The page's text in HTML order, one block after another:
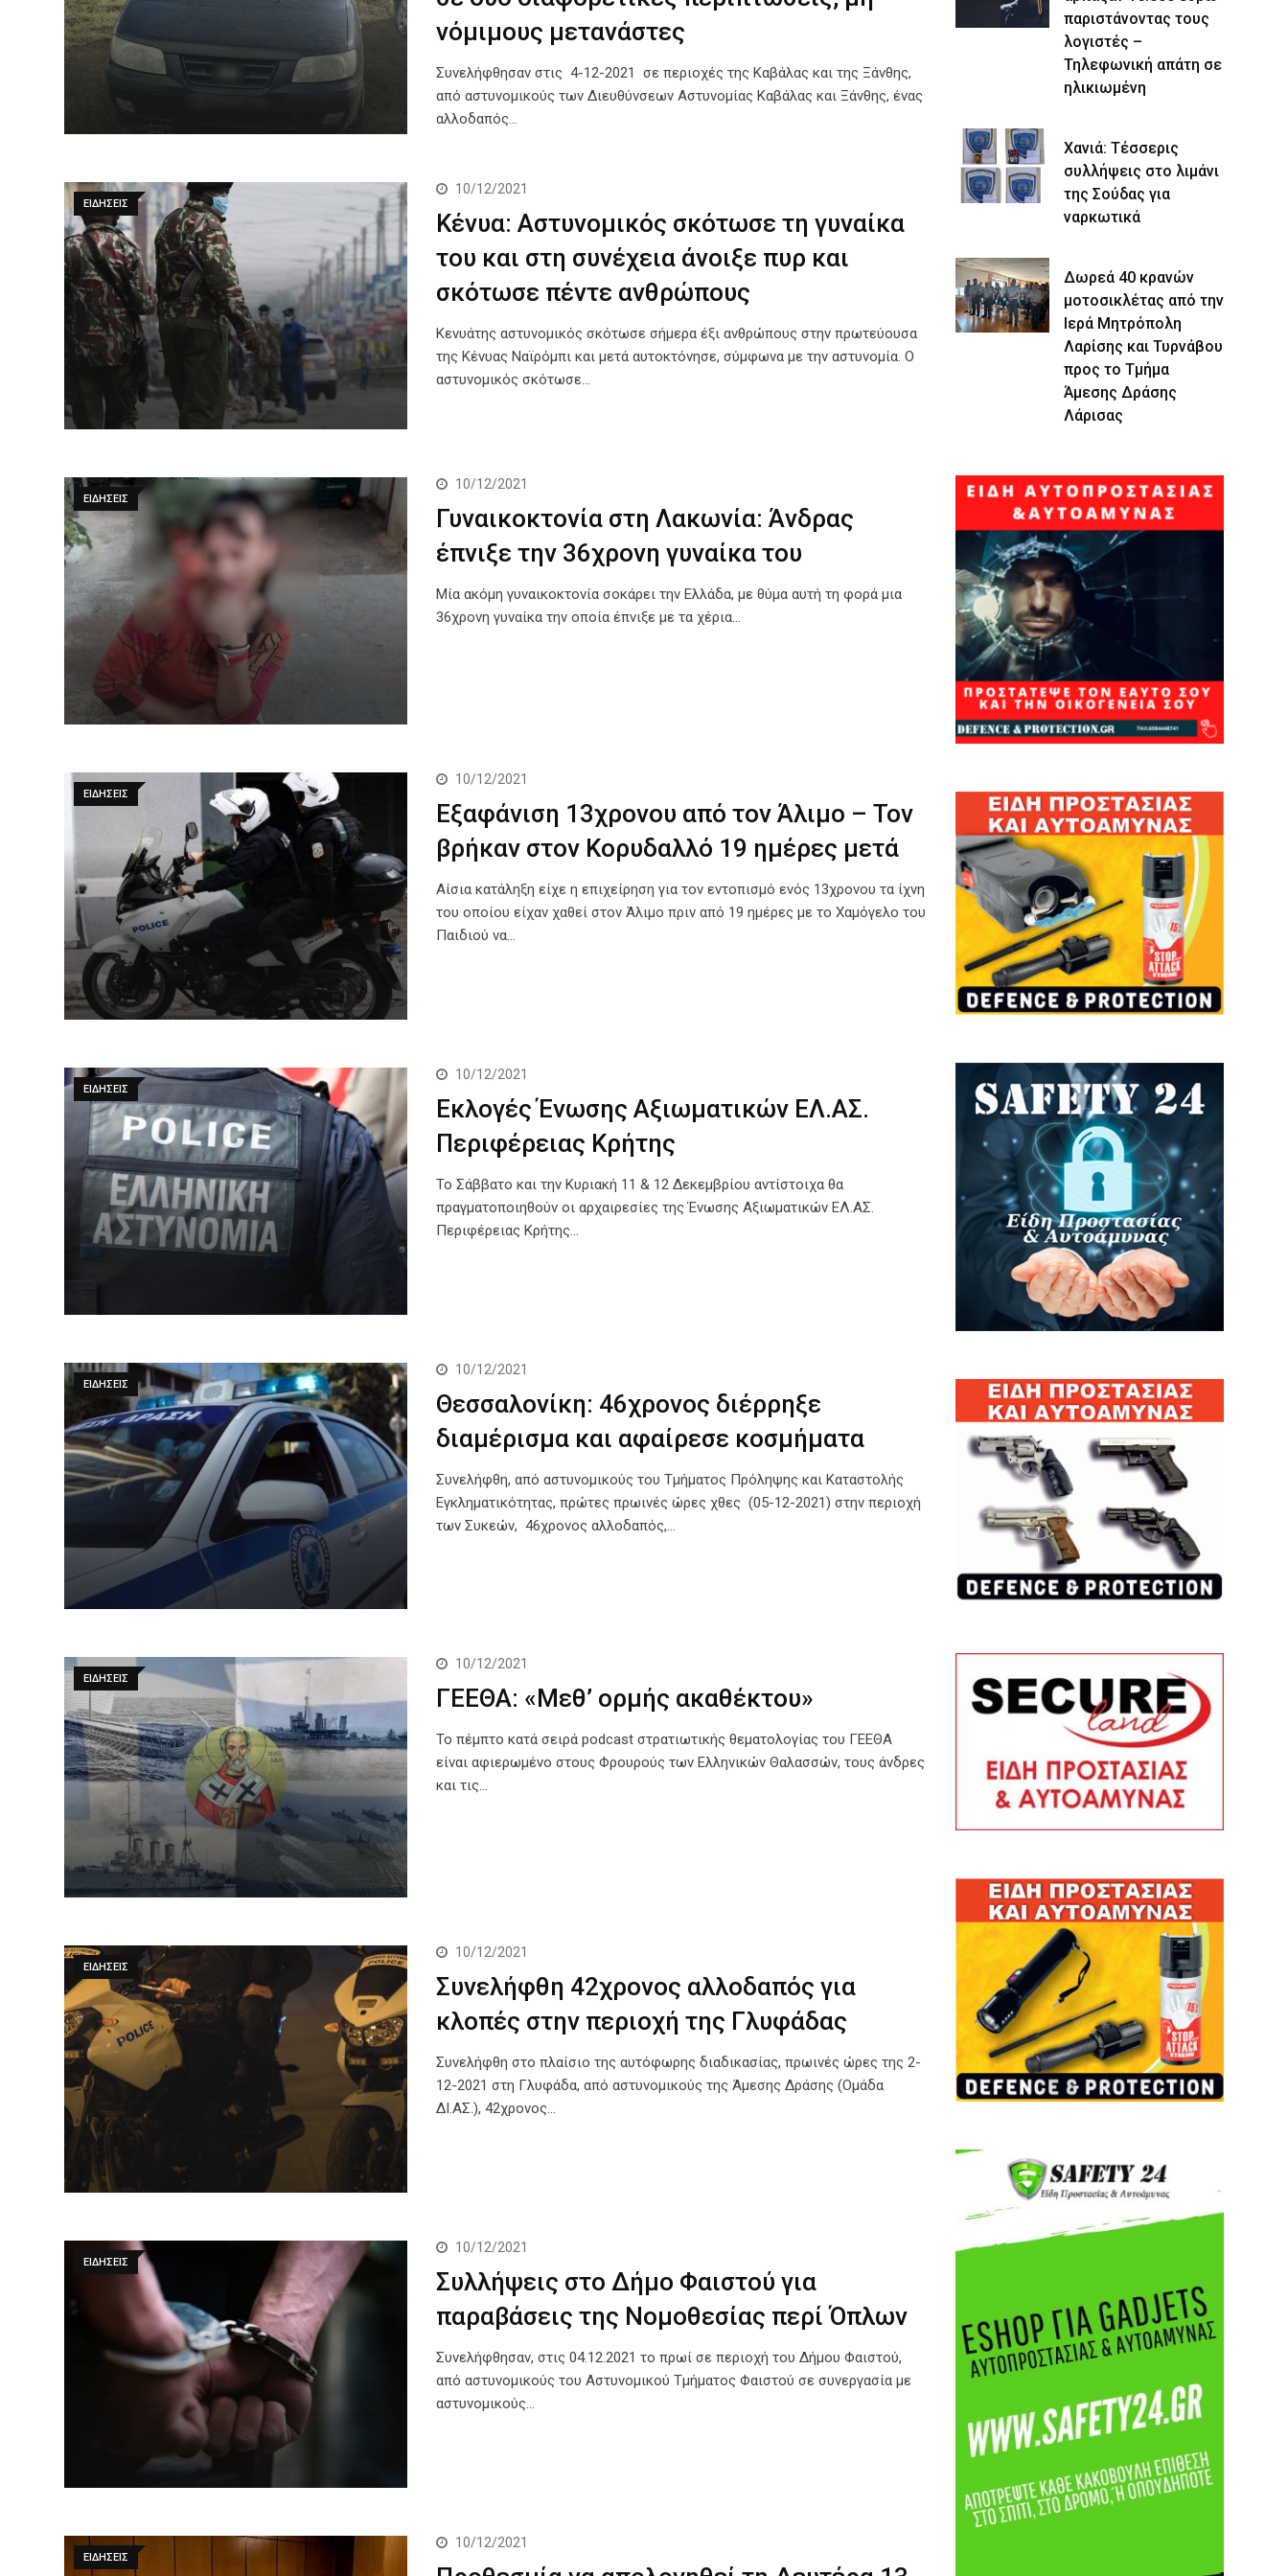
νόμιμους μετανάστες
Συνελήφθησαν στις 4-12-2021 σε περιοχές της Καβάλας και της Ξάνθης,
από αστυνομικούς των Διευθύνσεων Αστυνομίας Καβάλας και Ξάνθης, ένας
αλλοδαπός…
ΕΙΔΉΣΕΙΣ
10/12/2021
Κένυα: Αστυνομικός σκότωσε τη γυναίκα
του και στη συνέχεια άνοιξε πυρ και
σκότωσε πέντε ανθρώπους
Κενυάτης αστυνομικός σκότωσε σήμερα έξι ανθρώπους στην πρωτεύουσα
της Κένυας Ναϊρόμπι και μετά αυτοκτόνησε, σύμφωνα με την αστυνομία. Ο
αστυνομικός σκότωσε…
ΕΙΔΉΣΕΙΣ
10/12/2021
Γυναικοκτονία στη Λακωνία: Άνδρας
έπνιξε την 36χρονη γυναίκα του
Μία ακόμη γυναικοκτονία σοκάρει την Ελλάδα, με θύμα αυτή τη φορά μια
36χρονη γυναίκα την οποία έπνιξε με τα χέρια…
ΕΙΔΉΣΕΙΣ
10/12/2021
Εξαφάνιση 13χρονου από τον Άλιμο – Τον
βρήκαν στον Κορυδαλλό 19 ημέρες μετά
Αίσια κατάληξη είχε η επιχείρηση για τον εντοπισμό ενός 13χρονου τα ίχνη
του οποίου είχαν χαθεί στον Άλιμο πριν από 19 ημέρες με το Χαμόγελο του
Παιδιού να…
ΕΙΔΉΣΕΙΣ
10/12/2021
Εκλογές Ένωσης Αξιωματικών ΕΛ.ΑΣ.
Περιφέρειας Κρήτης
Το Σάββατο και την Κυριακή 11 & 12 Δεκεμβρίου αντίστοιχα θα
πραγματοποιηθούν οι αρχαιρεσίες της Ένωσης Αξιωματικών ΕΛ.ΑΣ.
Περιφέρειας Κρήτης…
ΕΙΔΉΣΕΙΣ
10/12/2021
Θεσσαλονίκη: 46χρονος διέρρηξε
διαμέρισμα και αφαίρεσε κοσμήματα
Συνελήφθη, από αστυνομικούς του Τμήματος Πρόληψης και Καταστολής
Εγκληματικότητας, πρώτες πρωινές ώρες χθες (05-12-2021) στην περιοχή
των Συκεών, 46χρονος αλλοδαπός,…
ΕΙΔΉΣΕΙΣ
10/12/2021
ΓΕΕΘΑ: «Μεθ’ ορμής ακαθέκτου»
Το πέμπτο κατά σειρά podcast στρατιωτικής θεματολογίας του ΓΕΕΘΑ
είναι αφιερωμένο στους Φρουρούς των Eλληνικών Θαλασσών, τους άνδρες
και τις…
ΕΙΔΉΣΕΙΣ
10/12/2021
Συνελήφθη 42χρονος αλλοδαπός για
κλοπές στην περιοχή της Γλυφάδας
Συνελήφθη στο πλαίσιο της αυτόφωρης διαδικασίας, πρωινές ώρες της 2-
12-2021 στη Γλυφάδα, από αστυνομικούς της Άμεσης Δράσης (Ομάδα
ΔΙ.ΑΣ.), 42χρονος…
ΕΙΔΉΣΕΙΣ
10/12/2021
Συλλήψεις στο Δήμο Φαιστού για
παραβάσεις της Νομοθεσίας περί Όπλων
Συνελήφθησαν, στις 04.12.2021 το πρωί σε περιοχή του Δήμου Φαιστού,
από αστυνομικούς του Αστυνομικού Τμήματος Φαιστού σε συνεργασία με
αστυνομικούς…
ΕΙΔΉΣΕΙΣ
10/12/2021
παριστάνοντας τους
λογιστές –
Τηλεφωνική απάτη σε
ηλικιωμένη
Χανιά: Τέσσερις
συλλήψεις στο λιμάνι
της Σούδας για
ναρκωτικά
Δωρεά 40 κρανών
μοτοσικλέτας από την
Ιερά Μητρόπολη
Λαρίσης και Τυρνάβου
προς το Τμήμα
Άμεσης Δράσης
Λάρισας